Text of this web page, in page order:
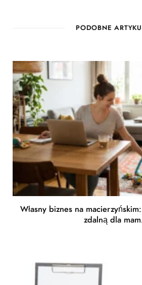
PODOBNE
Własny biznes na
zdalną dla mam.